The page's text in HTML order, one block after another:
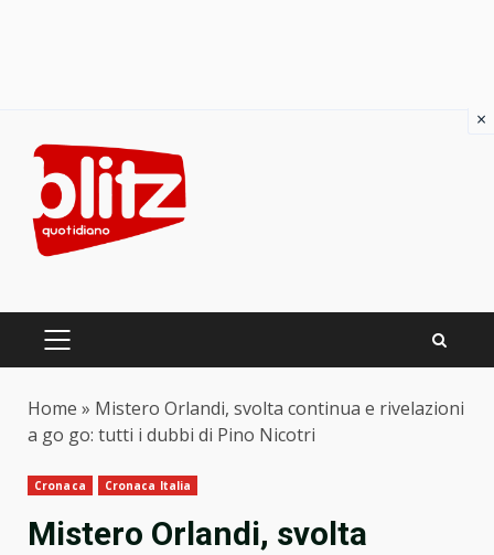
content
PRIMARY
Home » Mistero Orlandi, svolta continua e rivelazioni
a go go: tutti i dubbi di Pino Nicotri
Cronaca Cronaca Italia
Mistero Orlandi, svolta
×